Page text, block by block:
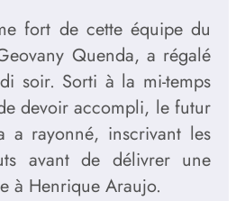
fort de cette équipe du
Quenda, a régalé
soir. Sorti à la mi-temps
devoir accompli, le futur
a rayonné, inscrivant les
avant de délivrer une
à Henrique Araujo.